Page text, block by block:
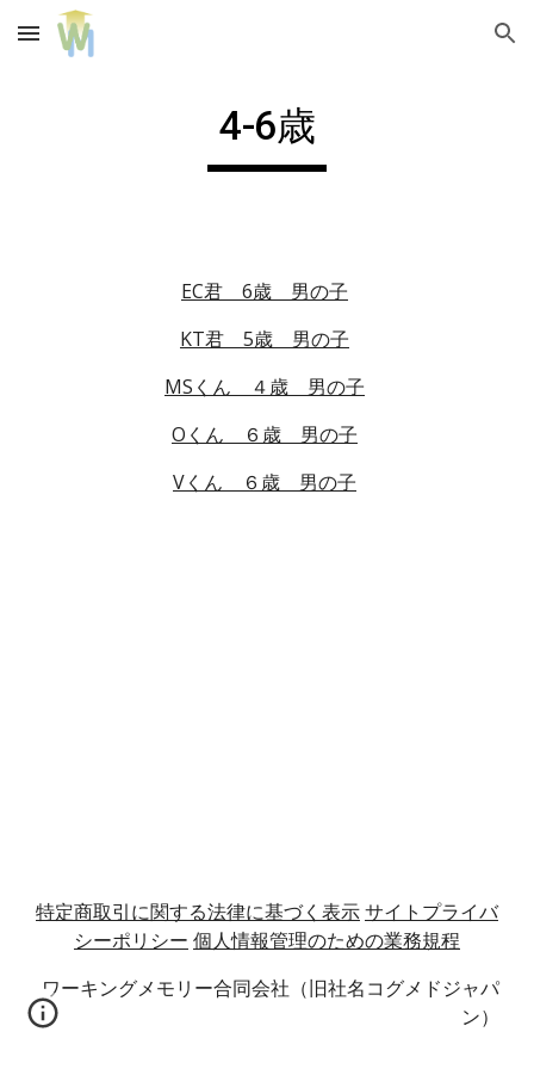
Skip to main content Skip to navigation
4-6歳
EC君　6歳　男の子
KT君　5歳　男の子
MSくん　４歳　男の子
Oくん　６歳　男の子
Vくん　６歳　男の子
特定商取引に関する法律に基づく表示サイトプライバ
シーポリシー 個人情報管理のための業務規程
ワーキングメモリー合同会社（旧社名コグメドジャパ
ン）